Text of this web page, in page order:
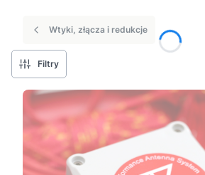
Wtyki, złącza i redukcje
Filtry